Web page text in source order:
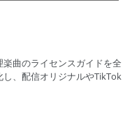
曲のライセンスガイドを全
、配信オリジナルやTikTok